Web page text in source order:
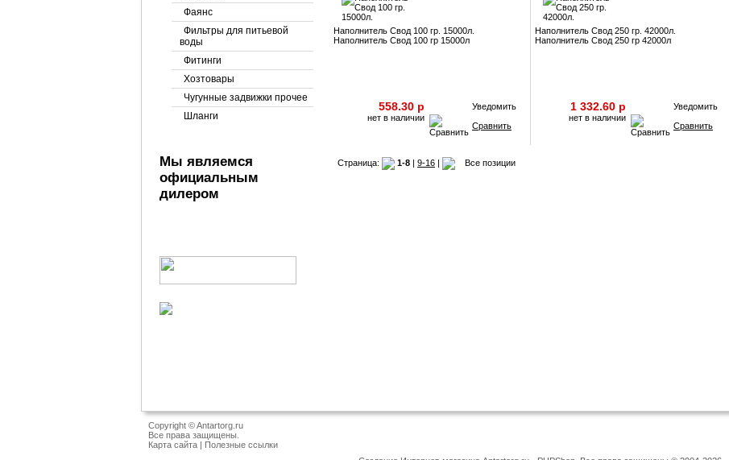
Фаянс
Фильтры для питьевой
воды
Фитинги
Хозтовары
Чугунные задвижки прочее
Шланги
Мы являемся
официальным
дилером
Наполнитель Свод 100 гр. 15000л.
Наполнитель Свод 100 гр 15000л
558.30 p
нет в наличии
Уведомить
Сравнить
Наполнитель Свод 250 гр. 42000л.
Наполнитель Свод 250 гр 42000л
1 332.60 p
нет в наличии
Уведомить
Сравнить
Страница: 1-8 | 9-16 | Все позиции
Copyright © Antartorg.ru
Все права защищены.
Карта сайта | Полезные ссылки